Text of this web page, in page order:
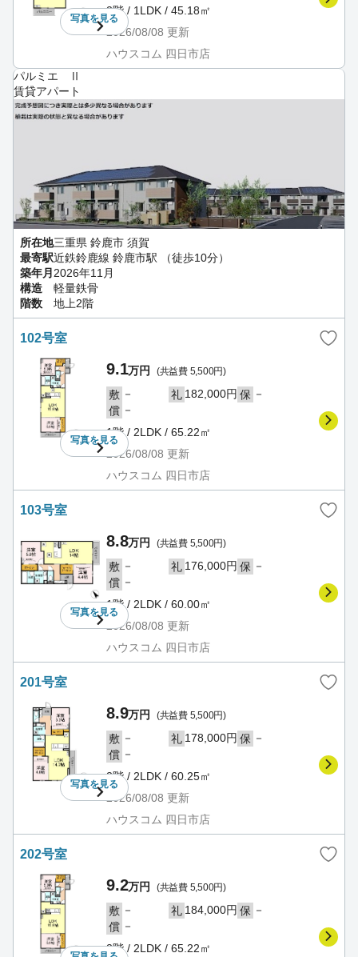
写真を見る
2階 / 1LDK / 45.18㎡
2026/08/08 更新
ハウスコム 四日市店
パルミエ Ⅱ
賃貸アパート
所在地三重県 鈴鹿市 須賀
最寄駅近鉄鈴鹿線 鈴鹿市駅 （徒歩10分）
築年月 2026年11月
構造
軽量鉄骨
階数
地上2階
102号室
写真を見る
9.1万円 (共益費 5,500円)
敷 － 礼 182,000円 保 －
償 －
1階 / 2LDK / 65.22㎡
2026/08/08 更新
ハウスコム 四日市店
103号室
写真を見る
8.8万円 (共益費 5,500円)
敷 － 礼 176,000円 保 －
償 －
1階 / 2LDK / 60.00㎡
2026/08/08 更新
ハウスコム 四日市店
201号室
写真を見る
8.9万円 (共益費 5,500円)
敷 － 礼 178,000円 保 －
償 －
2階 / 2LDK / 60.25㎡
2026/08/08 更新
ハウスコム 四日市店
202号室
9.2万円 (共益費 5,500円)
敷 － 礼 184,000円 保 －
償 －
2階 / 2LDK / 65.22㎡